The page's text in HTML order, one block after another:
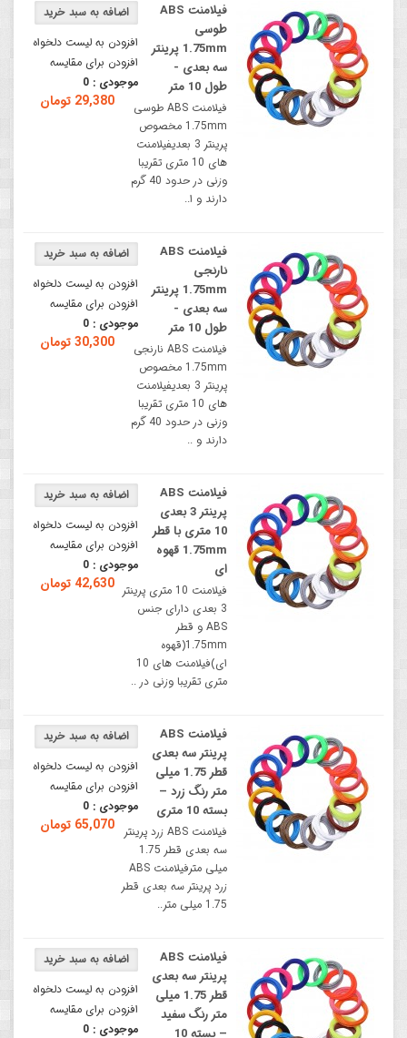
افزودن به لیست دلخواه
افزودن برای مقایسه
موجودی : 0
29,380 تومان
فیلامنت ABS
طوسی
1.75mm پرینتر
سه‌ بعدی -
طول 10 متر
فیلامنت ABS طوسی
1.75mm مخصوص
پرینتر 3 بعدیفیلامنت
های 10 متری تقریبا
وزنی در حدود 40 گرم
دارند و ا..
افزودن به لیست دلخواه
افزودن برای مقایسه
موجودی : 0
30,300 تومان
فیلامنت ABS
نارنجی
1.75mm پرینتر
سه‌ بعدی -
طول 10 متر
فیلامنت ABS نارنجی
1.75mm مخصوص
پرینتر 3 بعدیفیلامنت
های 10 متری تقریبا
وزنی در حدود 40 گرم
دارند و ..
افزودن به لیست دلخواه
افزودن برای مقایسه
موجودی : 0
42,630 تومان
فیلامنت ABS
پرینتر 3 بعدی
10 متری با قطر
1.75mm قهوه
ای
فیلامنت 10 متری پرینتر
3 بعدی دارای جنس
ABS و قطر
1.75mm(قهوه
ای)فیلامنت های 10
متری تقریبا وزنی در ..
افزودن به لیست دلخواه
افزودن برای مقایسه
موجودی : 0
65,070 تومان
فیلامنت ABS
پرینتر سه‌ بعدی
قطر 1.75 میلی‌
متر رنگ زرد –
بسته 10 متری
فیلامنت ABS زرد پرینتر
سه‌ بعدی قطر 1.75
میلی‌ مترفیلامنت ABS
زرد پرینتر سه‌ بعدی قطر
1.75 میلی‌ متر..
افزودن به لیست دلخواه
افزودن برای مقایسه
موجودی : 0
فیلامنت ABS
پرینتر سه‌ بعدی
قطر 1.75 میلی‌
متر رنگ سفید
– بسته 10